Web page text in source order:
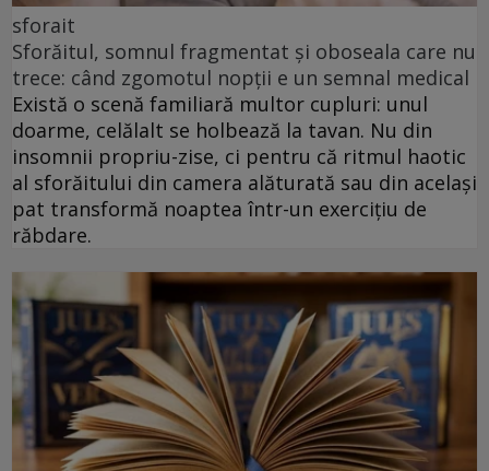
sforait
Sforăitul, somnul fragmentat și oboseala care nu
trece: când zgomotul nopții e un semnal medical
Există o scenă familiară multor cupluri: unul
doarme, celălalt se holbează la tavan. Nu din
insomnii propriu-zise, ci pentru că ritmul haotic
al sforăitului din camera alăturată sau din același
pat transformă noaptea într-un exercițiu de
răbdare.